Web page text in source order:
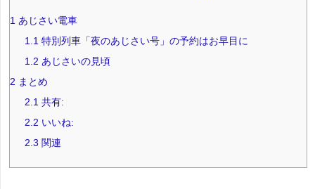
1 あじさい電車
1.1 特別列車「夜のあじさい号」の予約はお早目に
1.2 あじさいの見頃
2 まとめ
2.1 共有:
2.2 いいね:
2.3 関連